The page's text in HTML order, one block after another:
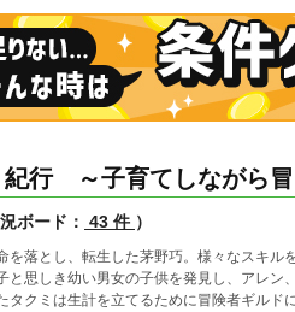
紀行 ～子育てしながら冒
ボード： 43 件 ）
を落とし、転生した茅野巧。様々なスキル
と思しき幼い男女の子供を発見し、アレ
タクミは生計を立てるために冒険者ギル